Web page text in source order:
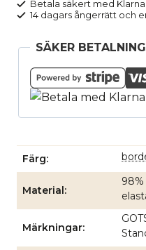
mängd
Betala säkert med
14 dagars ångerrätt och
SÄKER BETALNING
Färg
Material
Märkningar